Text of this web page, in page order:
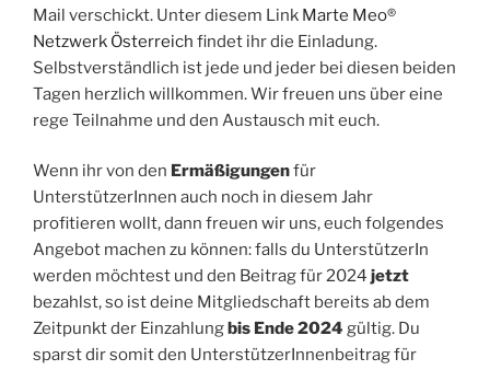
Mail verschickt. Unter diesem Link Marte Meo®
Netzwerk Österreich findet ihr die Einladung.
Selbstverständlich ist jede und jeder bei diesen beiden
Tagen herzlich willkommen. Wir freuen uns über eine
rege Teilnahme und den Austausch mit euch.
Wenn ihr von den Ermäßigungenfür
UnterstützerInnen auch noch in diesem Jahr
profitieren wollt, dann freuen wir uns, euch folgendes
Angebot machen zu können: falls du UnterstützerIn
werden möchtest und den Beitrag für 2024 jetzt
bezahlst, so ist deine Mitgliedschaft bereits ab dem
Zeitpunkt der Einzahlungbis Ende 2024 gültig. Du
sparst dir somit den UnterstützerInnenbeitrag für